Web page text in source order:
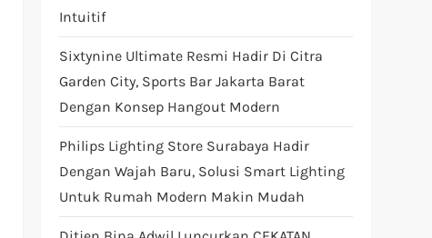
Intuitif
Sixtynine Ultimate Resmi Hadir Di Citra
Garden City, Sports Bar Jakarta Barat
Dengan Konsep Hangout Modern
Philips Lighting Store Surabaya Hadir
Dengan Wajah Baru, Solusi Smart Lighting
Untuk Rumah Modern Makin Mudah